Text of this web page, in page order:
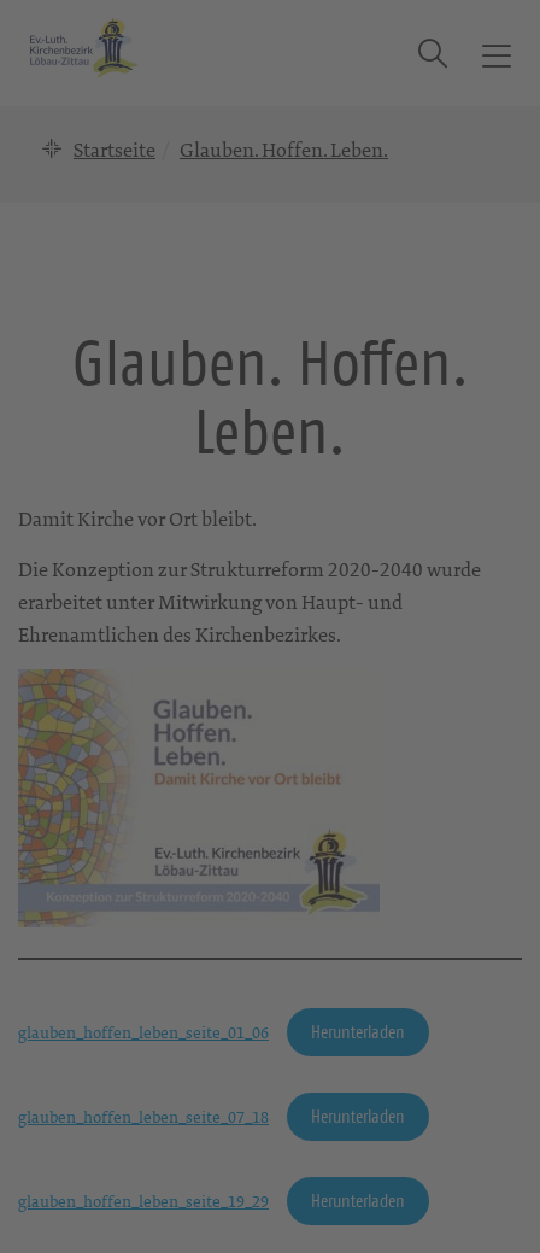
T
Suche
Startseite Glauben. Hoffen. Leben.
Glauben. Hoffen.
Leben.
Damit Kirche vor Ort bleibt.
Die Konzeption zur Strukturreform 2020-2040 wurde
erarbeitet unter Mitwirkung von Haupt- und
Ehrenamtlichen des Kirchenbezirkes.
glauben_hoffen_leben_seite_01_06 Herunterladen
glauben_hoffen_leben_seite_07_18 Herunterladen
glauben_hoffen_leben_seite_19_29 Herunterladen